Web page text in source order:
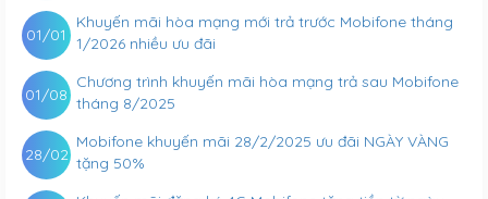
Khuyến mãi hòa mạng mới trả trước Mobifone tháng
1/2026 nhiều ưu đãi
01/01
Chương trình khuyến mãi hòa mạng trả sau Mobifone
tháng 8/2025
01/08
Mobifone khuyến mãi 28/2/2025 ưu đãi NGÀY VÀNG
tặng 50%
28/02